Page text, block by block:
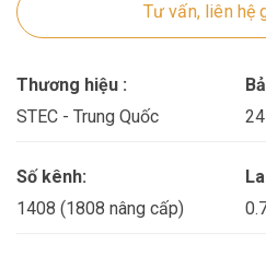
Tư vấn, liên hệ
Thương hiệu :
STEC - Trung Quốc
Số kênh:
1408 (1808 nâng cấp)